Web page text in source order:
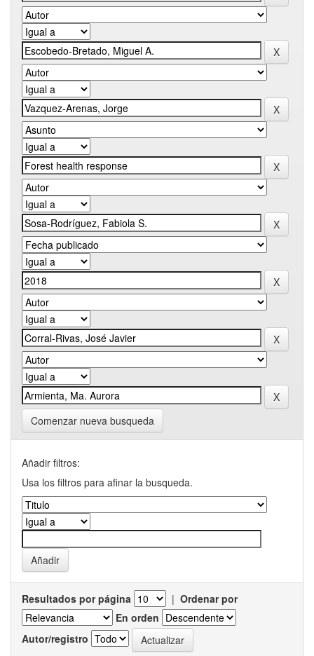
Comenzar nueva busqueda
Añadir filtros:
Usa los filtros para afinar la busqueda.
Resultados por página | Ordenar por
En orden
Autor/registro